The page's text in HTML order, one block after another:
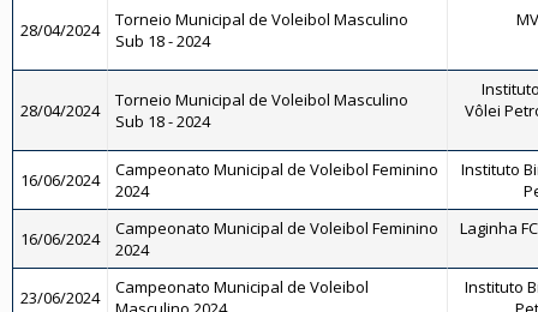
28/04/2024
Torneio Municipal de Voleibol Masculino
Sub 18 - 2024
28/04/2024
Torneio Municipal de Voleibol Masculino
Sub 18 - 2024
Vôlei
16/06/2024
Campeonato Municipal de Voleibol Feminino
2024
Instituto
16/06/2024
Campeonato Municipal de Voleibol Feminino
2024
Laginha
23/06/2024
Campeonato Municipal de Voleibol
Instituto